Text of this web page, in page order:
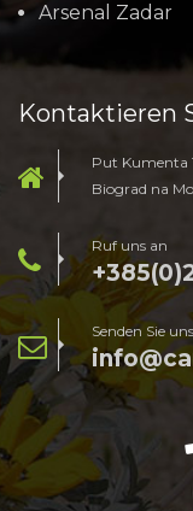
Arsenal Zadar
Kontaktieren
Put Kumenta
Biograd na
Ruf uns an
Senden Sie